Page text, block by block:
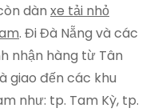
dàn xe tải nhỏ
. Đi Đà Nẵng và các
nhận hàng từ Tân
giao đến các khu
như: tp. Tam Kỳ, tp.